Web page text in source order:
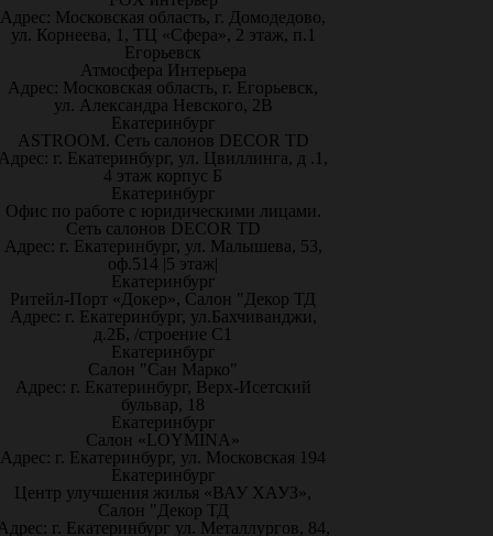
Адрес: Московская область, г. Домодедово,
ул. Корнеева, 1, ТЦ «Сфера», 2 этаж, п.1
Егорьевск
Атмосфера Интерьера
Адрес: Московская область, г. Егорьевск,
ул. Александра Невского, 2В
Екатеринбург
ASTROOM. Сеть салонов DECOR TD
г. Екатеринбург, ул. Цвиллинга, д .1,
4 этаж корпус Б
Екатеринбург
Офис по работе с юридическими лицами.
Сеть салонов DECOR TD
Адрес: г. Екатеринбург, ул. Малышева, 53,
оф.514 |5 этаж|
Екатеринбург
Ритейл-Порт «Докер», Салон "Декор ТД
Адрес: г. Екатеринбург, ул.Бахчиванджи,
д.2Б, /строение С1
Екатеринбург
Салон "Сан Марко"
Адрес: г. Екатеринбург, Верх-Исетский
бульвар, 18
Екатеринбург
Салон «LOYMINA»
Адрес: г. Екатеринбург, ул. Московская 194
Екатеринбург
Центр улучшения жилья «ВАУ ХАУЗ»,
Салон "Декор ТД
г. Екатеринбург ул. Металлургов, 84,